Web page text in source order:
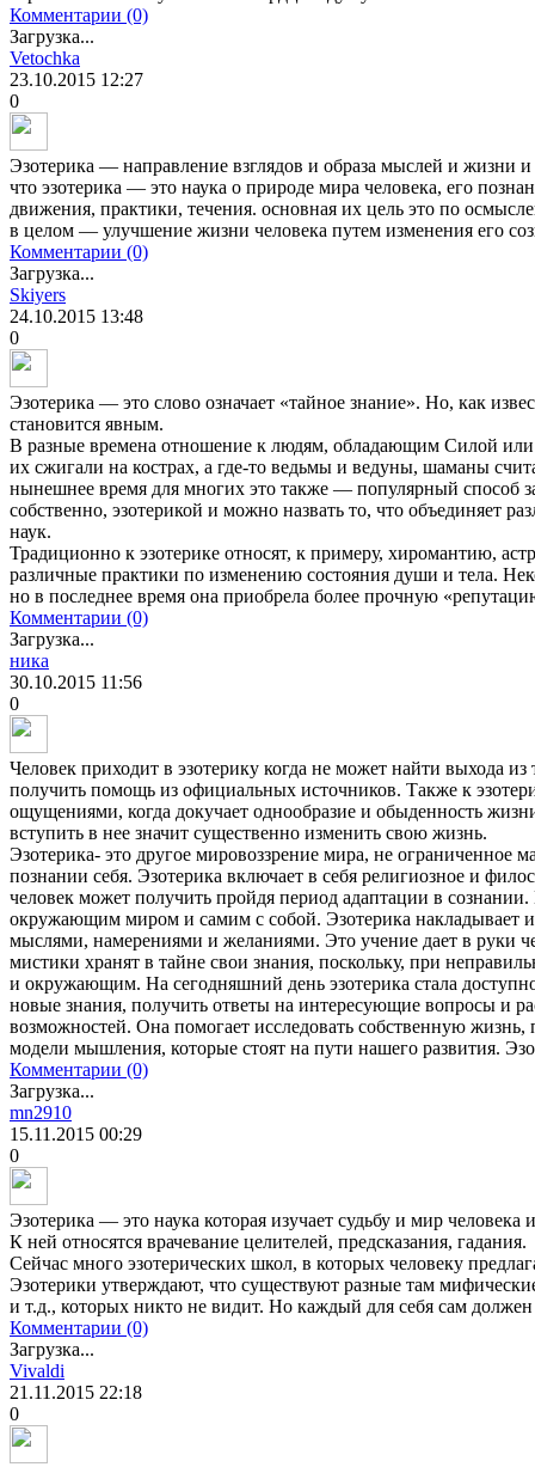
Комментарии (0)
Загрузка...
Vetochka
23.10.2015 12:27
0
Эзотерика — направление взглядов и образа мыслей и жизни
что эзотерика — это наука о природе мира человека, его
движения, практики, течения. основная их цель это по
в целом — улучшение жизни человека путем изменения его
Комментарии (0)
Загрузка...
Skiyers
24.10.2015 13:48
0
Эзотерика — это слово означает «тайное знание». Но, как
становится явным.
В разные времена отношение к людям, обладающим Силой
их сжигали на кострах, а где-то ведьмы и ведуны, шаманы
нынешнее время для многих это также — популярный способ
собственно, эзотерикой и можно назвать то, что объединяет
наук.
Традиционно к эзотерике относят, к примеру, хиромантию,
различные практики по изменению состояния души и тела.
но в последнее время она приобрела более прочную
Комментарии (0)
Загрузка...
ника
30.10.2015 11:56
0
Человек приходит в эзотерику когда не может найти выхода
получить помощь из официальных источников. Также к
ощущениями, когда докучает однообразие и обыденность
вступить в нее значит существенно изменить свою жизнь.
Эзотерика- это другое мировоззрение мира, не ограниченное
познании себя. Эзотерика включает в себя религиозное и
человек может получить пройдя период адаптации в
окружающим миром и самим с собой. Эзотерика накладывает и
мыслями, намерениями и желаниями. Это учение дает в руки
мистики хранят в тайне свои знания, поскольку, при
и окружающим. На сегодняшний день эзотерика стала
новые знания, получить ответы на интересующие вопросы и
возможностей. Она помогает исследовать собственную жизнь,
модели мышления, которые стоят на пути нашего развития.
Комментарии (0)
Загрузка...
mn2910
15.11.2015 00:29
0
Эзотерика — это наука которая изучает судьбу и мир человека
К ней относятся врачевание целителей, предсказания, гадания.
Сейчас много эзотерических школ, в которых человеку
Эзотерики утверждают, что существуют разные там
и т.д., которых никто не видит. Но каждый для себя сам
Комментарии (0)
Загрузка...
Vivaldi
21.11.2015 22:18
0